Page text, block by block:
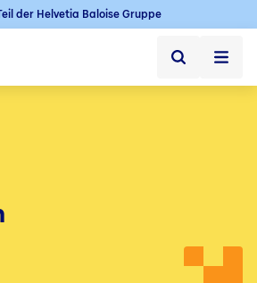
der Helvetia Baloise Gruppe